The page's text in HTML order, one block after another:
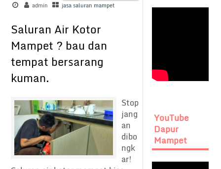
admin jasa saluran mampet
Saluran Air Kotor
Mampet ? bau dan
tempat bersarang
kuman.
Stop
jang
an
dibo
ngk
ar!
YouTube
Dapur
Mampet